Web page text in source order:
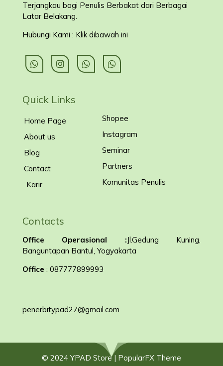
Terjangkau bagi Penulis Berbakat dari Berbagai
Latar Belakang.
Hubungi Kami : Klik dibawah ini
Quick Links
Home Page
About us
Blog
Contact
Karir
Shopee
Instagram
Seminar
Partners
Komunitas Penulis
Contacts
Office Operasional :Jl.Gedung Kuning,
Banguntapan Bantul, Yogyakarta
Office : 087777899993
penerbitypad27@gmail.com
© 2024 YPAD Store | PopularFX Theme